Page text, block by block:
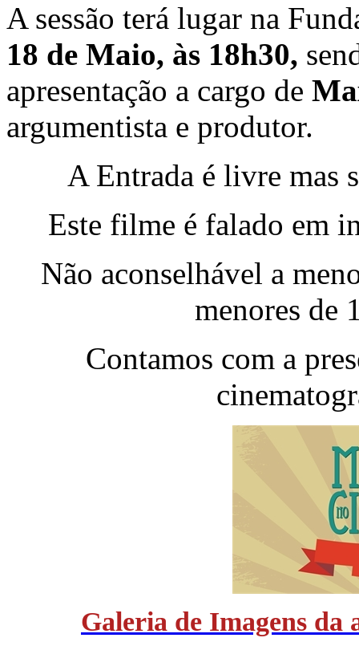
A sessão terá lugar na
18 de Maio, às 18h30,
apresentação a cargo de
argumentista e produtor.
A Entrada é livre mas
Este filme é falado em
Não aconselhável a
menores de
Contamos com a
Galeria de Imagens da